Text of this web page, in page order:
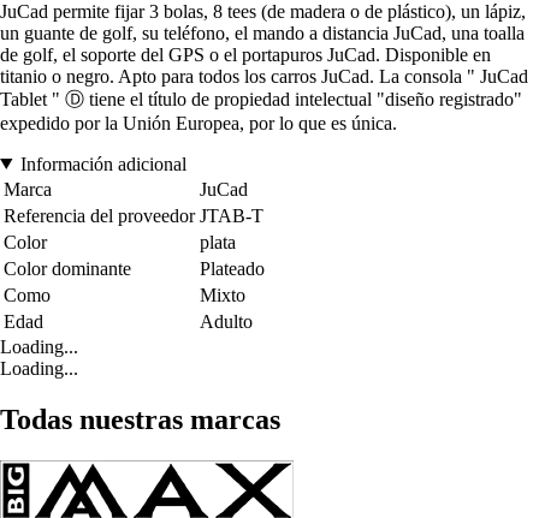
JuCad permite fijar 3 bolas, 8 tees (de madera o de plástico), un lápiz,
un guante de golf, su teléfono, el mando a distancia JuCad, una toalla
de golf, el soporte del GPS o el portapuros JuCad. Disponible en
titanio o negro. Apto para todos los carros JuCad. La consola " JuCad
Tablet " Ⓓ tiene el título de propiedad intelectual "diseño registrado"
expedido por la Unión Europea, por lo que es única.
Información adicional
Marca
JuCad
Referencia del proveedor JTAB-T
Color
plata
Color dominante
Plateado
Como
Mixto
Edad
Adulto
Loading...
Loading...
Todas nuestras marcas